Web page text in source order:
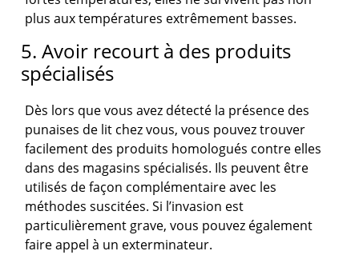
plus aux températures extrêmement basses.
5. Avoir recourt à des produits
spécialisés
Dès lors que vous avez détecté la présence des
punaises de lit chez vous, vous pouvez trouver
facilement des produits homologués contre elles
dans des magasins spécialisés. Ils peuvent être
utilisés de façon complémentaire avec les
méthodes suscitées. Si l’invasion est
particulièrement grave, vous pouvez également
faire appel à un exterminateur.